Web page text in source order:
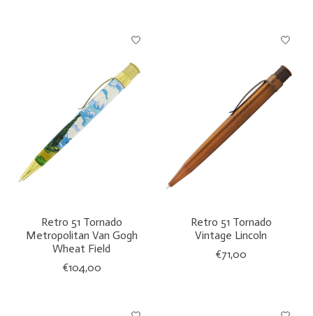
Retro 51 Tornado
Metropolitan Van Gogh
Wheat Field
€104,00
Retro 51 Tornado
Vintage Lincoln
€71,00